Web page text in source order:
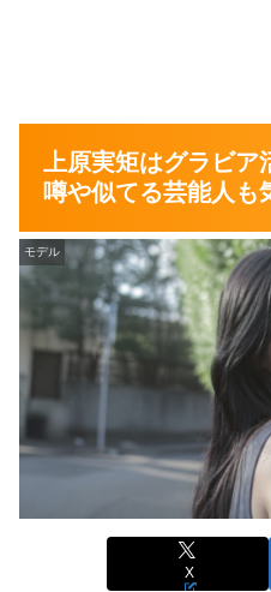
上原実矩はグラビア
噂や似てる芸能人も
モデル
X